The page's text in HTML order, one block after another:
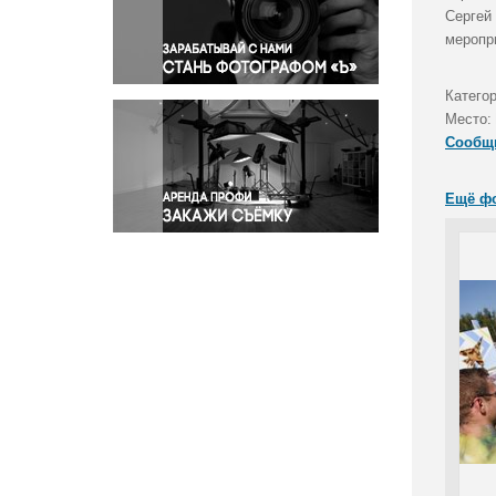
Правосудие
Происшествия и конфликты
Религия
Светская жизнь
Спорт
Экология
Экономика и бизнес
Место:
Ещё